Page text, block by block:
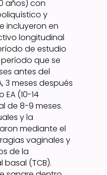
años) con
y
incluyeron en
longitudinal
de estudio
que se
antes del
3 meses después
(10-14
de 8-9 meses.
y la
mediante el
vaginales y
de la
(TCB).